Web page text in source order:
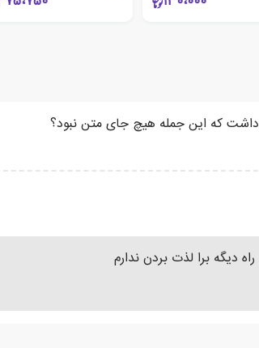
داشت که این جمله هیچ جای متن نبود؟
برا لذت بردن ندارم